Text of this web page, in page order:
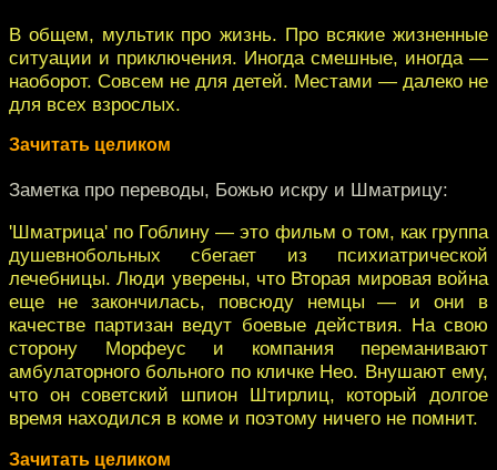
В общем, мультик про жизнь. Про всякие жизненные
ситуации и приключения. Иногда смешные, иногда —
наоборот. Совсем не для детей. Местами — далеко не
для всех взрослых.
Зачитать целиком
Заметка про переводы, Божью искру и Шматрицу:
'Шматрица' по Гоблину — это фильм о том, как группа
душевнобольных сбегает из психиатрической
лечебницы. Люди уверены, что Вторая мировая война
еще не закончилась, повсюду немцы — и они в
качестве партизан ведут боевые действия. На свою
сторону Морфеус и компания переманивают
амбулаторного больного по кличке Нео. Внушают ему,
что он советский шпион Штирлиц, который долгое
время находился в коме и поэтому ничего не помнит.
Зачитать целиком